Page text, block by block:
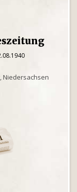
Niedersachsen